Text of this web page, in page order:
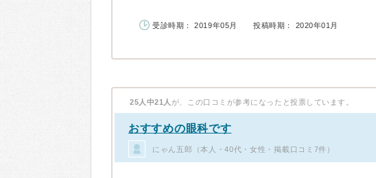
受診時期： 2019年05月 投稿時期： 2020年01月
25人中21人 が、この口コミが参考になったと投票しています。
おすすめの眼科です
にゃん五郎（本人・40代・女性・掲載口コミ7件）